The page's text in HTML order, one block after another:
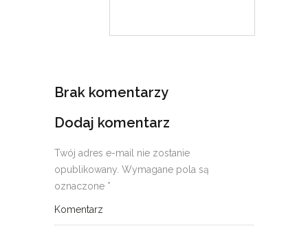
Brak komentarzy
Dodaj komentarz
Twój adres e-mail nie zostanie
opublikowany. Wymagane pola są
oznaczone *
Komentarz